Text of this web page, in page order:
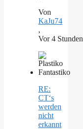
Von
KaJu74
,
Vor 4 Stunden
RE:
CT‘s
werden
nicht
erkannt